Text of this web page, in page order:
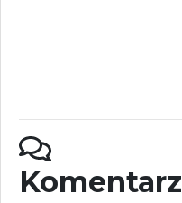
Komentarz